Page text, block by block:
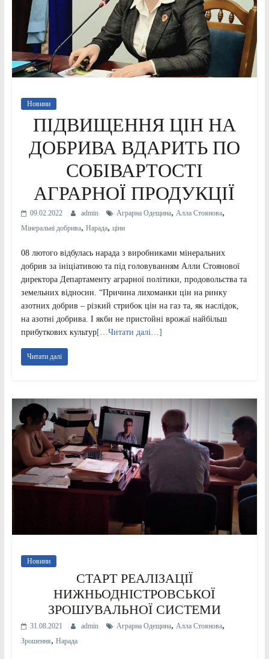
Новини
ПІДВИЩЕННЯ ЦІН НА
ДОБРИВА ВДАРИТЬ ПО
СОБІВАРТОСТІ
АГРАРНОЇ ПРОДУКЦІЇ
09.02.2022 admin Аграрна Одещина, Алла Стоянова,
Мінеральні добрива, Нарада, ціни
08 лютого відбулась нарада з виробниками мінеральних
добрив за ініціативою та під головуванням Алли Стоянової
директора Департаменту аграрної політики, продовольства та
земельних відносин. “Причина лихоманки цін на ринку
азотних добрив – різкий стрибок цін на газ та, як наслідок,
на азотні добрива. І якби не пристойні врожаї найбільш
прибуткових культур[…Читати далі…]
Читати далі
Новини
СТАРТ РЕАЛІЗАЦІЇ
НИЖНЬОДНІСТРОВСЬКОЇ
ЗРОШУВАЛЬНОЇ СИСТЕМИ
31.08.2021 admin Аграрна Одещина, Алла Стоянова,
Зрошення, Нарада